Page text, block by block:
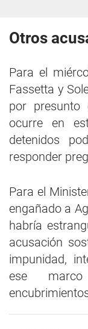
Otros
Para el
Fassetta y
por presunto
ocurre en
detenidos
responder
Para el
engañado a
habría
acusación
impunidad,
ese